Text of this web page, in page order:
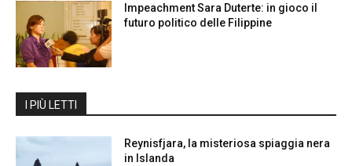
Impeachment Sara Duterte: in gioco il
futuro politico delle Filippine
I PIÙ LETTI
Reynisfjara, la misteriosa spiaggia nera
in Islanda